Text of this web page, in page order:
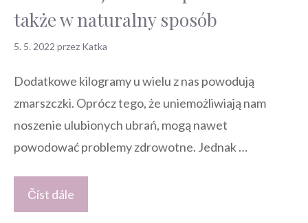
także w naturalny sposób
5. 5. 2022 przez Katka
Dodatkowe kilogramy u wielu z nas powodują
zmarszczki. Oprócz tego, że uniemożliwiają nam
noszenie ulubionych ubrań, mogą nawet
powodować problemy zdrowotne. Jednak …
Číst dále